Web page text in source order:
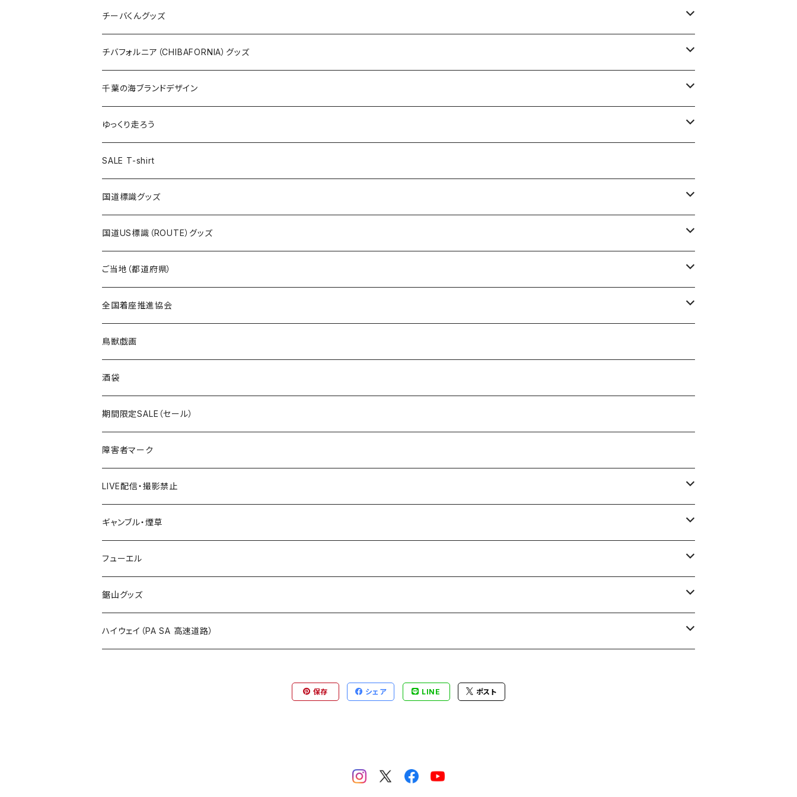
クリアファイル
Tシャツ
キャップ
トートバッグ
ランチバッグ
エコバッグ
ステッカー
缶バッジ
キーホルダー
クリアファイル
バッグ
ステッカー
缶バッジ
キーホルダー
クリアファイル
ステッカー
ステッカー大
缶バッジ
缶バッジ32mm
缶バッジ54mm
エコバッグ
JAGUARさんコラボグッズ
Tシャツ
ステッカー
サコッシュ
ホテルキーホルダー
モーテルキーホルダー
トートバッグ
Tシャツ
ステッカー
缶バッジ
クリアファイル
マスク
エコバッグ
千葉ロッテマリーンズコラボ
チーバくんグッズ
Tシャツ
キャップ
エコバッグ
ステッカー
モーテルキーホルダー
ホテルキーホルダー
トートバッグ
チバフォルニア（CHIBAFORNIA）グッズ
Tシャツ
キャップ
ステッカー
ホテルキーホルダー
千葉の海ブランドデザイン
Tシャツ
キャップ
ステッカー
ゆっくり走ろう
Tシャツ
ステッカー
ホテルキーホルダー
SALE T-shirt
国道標識グッズ
ステッカー
国道0～99号線
国道100～199号線
国道500～599号線
国道600～699号線
国道700～799号線
Tシャツ
キャップ
国道US標識（ROUTE）グッズ
ステッカー
ROUTE 0～99号線
ROUTE100～199号線
ROUTE500～599号線
ROUTE600～699号線
ROUTE700～799号線
Tシャツ
ROUTE 0～99号線
ROUTE 100～199号線
ROUTE 500～599号線
ROUTE 600～699号線
ROUTE 700～799号線
キャップ
ROUTE 0～99号線
ROUTE 100～199号線
ROUTE 500～599号線
ROUTE 600～699号線
ROUTE 700～799号線
ご当地（都道府県）
北海道
青森県
岩手県
宮城県
秋田県
Tシャツ
ステッカー
山形県
福島県
茨城県
栃木県
群馬県
全国着座推進協会
ステッカー
鳥獣戯画
酒袋
期間限定SALE（セール）
障害者マーク
LIVE配信・撮影禁止
LIVE配信禁止
撮影禁止
ギャンブル・煙草
ホテルキーホルダー
たばこ・禁煙ステッカー
フューエル
ステッカー
鋸山グッズ
Tシャツ
ハイウェイ（PA SA 高速道路）
保存 シェア LINE ポスト